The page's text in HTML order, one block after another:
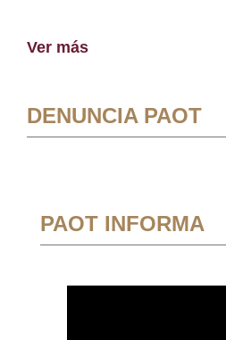
Ver más
DENUNCIA PAOT
PAOT INFORMA